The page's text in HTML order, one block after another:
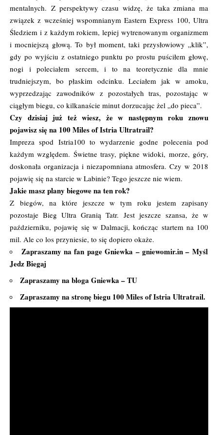
mentalnych. Z perspektywy czasu widzę, że taka zmiana ma
związek z wcześniej wspomnianym Eastern Express 100, Ultra
Śledziem i z każdym rokiem, lepiej wytrenowanym organizmem
i mocniejszą głową. To był moment, taki przysłowiowy „klik”,
gdy po wyjściu z ostatniego punktu po prostu puściłem głowę,
nogi i poleciałem sercem, i to na teoretycznie dla mnie
trudniejszym, bo płaskim odcinku. Leciałem jak w amoku,
wyprzedzając zawodników z pozostałych tras, pozostając w
ciągłym biegu, co kilkanaście minut dorzucając żel „do pieca”.
Czy dzisiaj już też wiesz, że w następnym roku znowu
pojawisz się na 100 Miles of Istria Ultratrail?
Impreza spod Istria100 to wydarzenie godne polecenia pod
każdym względem. Świetne trasy, piękne widoki, morze, góry,
doskonała organizacja i niezapomniana atmosfera. Czy w 2018
pojawię się na starcie w Labinie? Tego jeszcze nie wiem.
Jakie masz plany biegowe na ten rok?
Z biegów, na które jeszcze w tym roku jestem zapisany
pozostaje Bieg Ultra Granią Tatr. Jest jeszcze szansa, że w
październiku, pojawię się w Dalmacji, kończąc startem na 100
mil. Ale co los przyniesie, to się dopiero okaże.
Zapraszamy na fan page Gniewka – gniewomir.in – Myśl
Jedz Biegaj
Zapraszamy na bloga Gniewka –TU
Zapraszamy na stronę biegu 100 Miles of Istria Ultratrail.